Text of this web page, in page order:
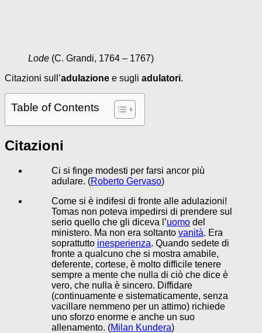
Lode (C. Grandi, 1764 – 1767)
Citazioni sull’adulazione e sugli adulatori.
Table of Contents
Citazioni
Ci si finge modesti per farsi ancor più
adulare. (Roberto Gervaso)
Come si è indifesi di fronte alle adulazioni!
Tomas non poteva impedirsi di prendere sul
serio quello che gli diceva l’uomo del
ministero. Ma non era soltanto vanità. Era
soprattutto inesperienza. Quando sedete di
fronte a qualcuno che si mostra amabile,
deferente, cortese, è molto difficile tenere
sempre a mente che nulla di ciò che dice è
vero, che nulla è sincero. Diffidare
(continuamente e sistematicamente, senza
vacillare nemmeno per un attimo) richiede
uno sforzo enorme e anche un suo
allenamento. (Milan Kundera)